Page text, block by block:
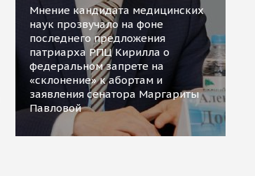
Мнение кандидата медицинских
наук прозвучало на фоне
последнего предложения
патриарха РПЦ Кирилла о
федеральном запрете на
«склонение» к абортам и
заявления сенатора Маргариты
Павловой